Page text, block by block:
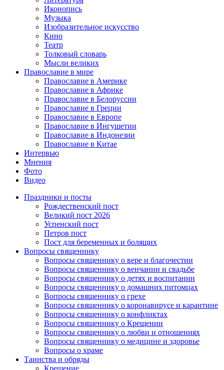
Иконопись
Музыка
Изобразительное искусство
Кино
Театр
Толковый словарь
Мысли великих
Православие в мире
Православие в Америке
Православие в Африке
Православие в Белоруссии
Православие в Греции
Православие в Европе
Православие в Ингушетии
Православие в Индонезии
Православие в Китае
Интервью
Мнения
Фото
Видео
Праздники и посты
Рождественский пост
Великий пост 2026
Успенский пост
Петров пост
Пост для беременных и болящих
Вопросы священнику
Вопросы священнику о вере и благочестии
Вопросы священнику о венчании и свадьбе
Вопросы священнику о детях и воспитании
Вопросы священнику о домашних питомцах
Вопросы священнику о грехе
Вопросы священнику о коронавирусе и карантине
Вопросы священнику о конфликтах
Вопросы священнику о Крещении
Вопросы священнику о любви и отношениях
Вопросы священнику о медицине и здоровье
Вопросы о храме
Таинства и обряды